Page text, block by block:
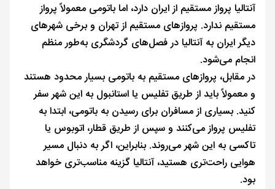
آنتالیا پرواز مستقیم از ایران دارد، اما باتومی معمولاً پرواز
مستقیم ندارد. پروازهای مستقیم از تهران و برخی شهرهای
دیگر ایران به آنتالیا در فصل‌های گردشگری به‌طور منظم
انجام می‌شود.
در مقابل، پروازهای مستقیم به باتومی بسیار محدود هستند
و معمولاً باید از طریق تفلیس یا استانبول به این شهر سفر
کنید. بسیاری از مسافران برای رسیدن به باتومی، ابتدا به
تفلیس پرواز می‌کنند و سپس از طریق قطار، اتوبوس یا
تاکسی به این شهر می‌روند. بنابراین، اگر به دنبال مسیر
هوایی راحت‌تری هستید، آنتالیا گزینه مناسب‌تری خواهد
بود.